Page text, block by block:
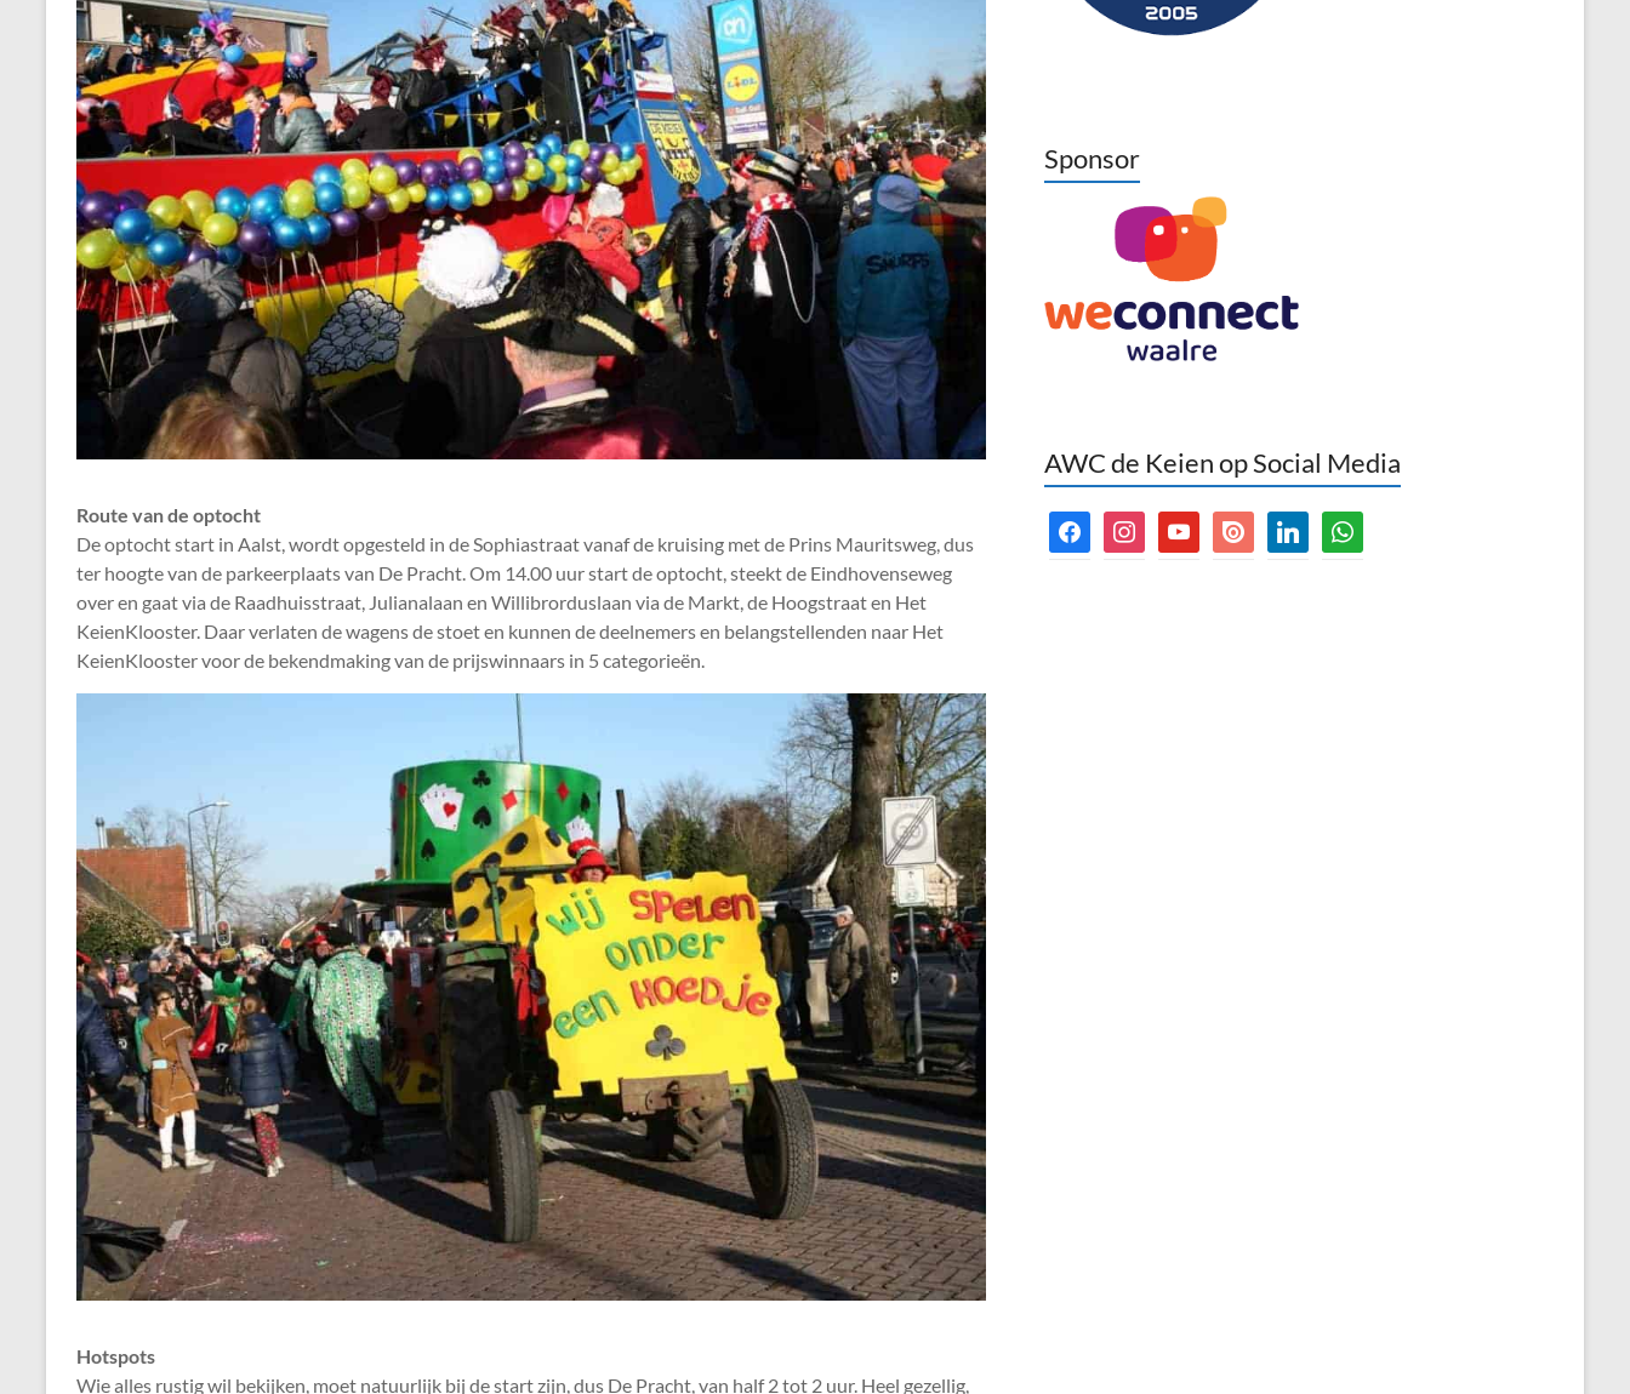
Route van de optocht
De optocht start in Aalst, wordt opgesteld in de Sophiastraat vanaf de kruising met de Prins Mauritsweg, dus
ter hoogte van de parkeerplaats van De Pracht. Om 14.00 uur start de optocht, steekt de Eindhovenseweg
over en gaat via de Raadhuisstraat, Julianalaan en Willibrorduslaan via de Markt, de Hoogstraat en Het
KeienKlooster. Daar verlaten de wagens de stoet en kunnen de deelnemers en belangstellenden naar Het
KeienKlooster voor de bekendmaking van de prijswinnaars in 5 categorieën.
Hotspots
Wie alles rustig wil bekijken, moet natuurlijk bij de start zijn, dus De Pracht, van half 2 tot 2 uur. Heel gezellig,
Sponsor
AWC de Keien op Social Media
facebookinstagramyoutubeissuu linkedinwhatsapp